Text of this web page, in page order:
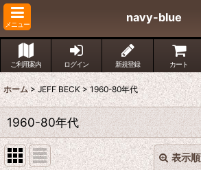
メニュー
navy-blue
ご利用案内 ログイン 新規登録 カート
ホーム > JEFF BECK > 1960-80年代
1960-80年代
表示